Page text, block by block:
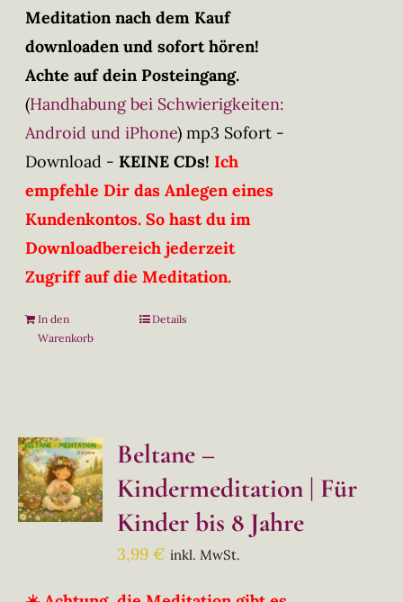
Meditation nach dem Kauf
downloaden und sofort hören!
Achte auf dein Posteingang.
(Handhabung bei Schwierigkeiten:
Android und iPhone) mp3 Sofort -
Download - KEINE CDs! Ich
empfehle Dir das Anlegen eines
Kundenkontos. So hast du im
Downloadbereich jederzeit
Zugriff auf die Meditation.
In den
Warenkorb
Details
Beltane –
Kindermeditation | Für
Kinder bis 8 Jahre
3,99€ inkl. MwSt.